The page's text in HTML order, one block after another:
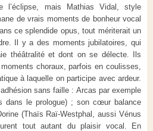
l’éclipse, mais Mathias Vidal, style
de vrais moments de bonheur vocal
ce splendide opus, tout mériterait un
Il y a des moments jubilatoires, qui
théâtralité et dont on se délecte. Ils
choraux, parfois en coulisses,
à laquelle on participe avec ardeur.
sans faille : Arcas par exemple
dans le prologue) ; son cœur balance
(Thaïs Raï-Westphal, aussi Vénus
tout autant du plaisir vocal. En